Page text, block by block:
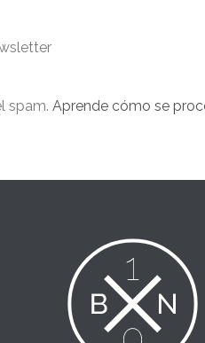
spam. Aprende cómo se